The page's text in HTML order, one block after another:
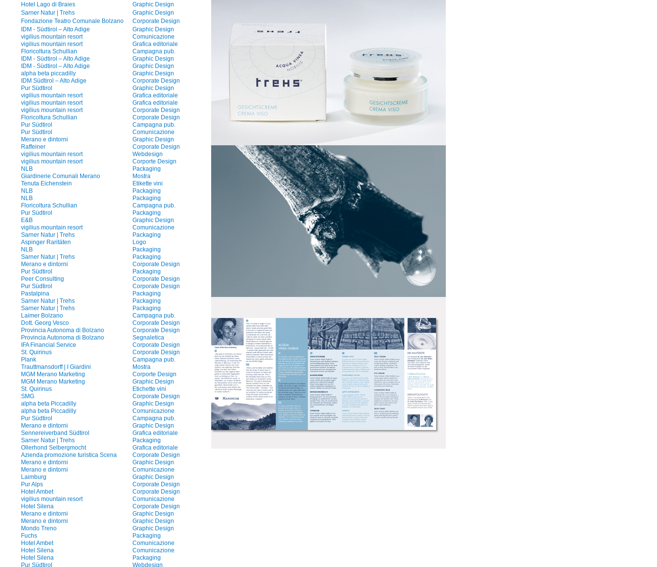
Hotel Lago di Braies
Graphic Design
Sarner Natur | Trehs
Graphic Design
Fondazione Teatro Comunale Bolzano
Corporate Design
IDM - Südtirol – Alto Adige
Graphic Design
vigilius mountain resort
Comunicazione
vigilius mountain resort
Grafica editoriale
Floricoltura Schullian
Campagna pub.
IDM - Südtirol – Alto Adige
Graphic Design
IDM - Südtirol – Alto Adige
Graphic Design
alpha beta piccadilly
Graphic Design
IDM Südtirol – Alto Adige
Corporate Design
Pur Südtirol
Graphic Design
vigilius mountain resort
Grafica editoriale
vigilius mountain resort
Grafica editoriale
vigilius mountain resort
Corporate Design
Floricoltura Schullian
Corporate Design
Pur Südtirol
Campagna pub.
Pur Südtirol
Comunicazione
Merano e dintorni
Graphic Design
Raffeiner
Corporate Design
vigilius mountain resort
Webdesign
vigilius mountain resort
Corporte Design
NLB
Packaging
Giardinerie Comunali Merano
Mostra
Tenuta Eichenstein
Etikette vini
NLB
Packaging
NLB
Packaging
Floricoltura Schullian
Campagna pub.
Pur Südtirol
Packaging
E&B
Graphic Design
vigilius mountain resort
Comunicazione
Sarner Natur | Trehs
Packaging
Aspinger Raritäten
Logo
NLB
Packaging
Sarner Natur | Trehs
Packaging
Merano e dintorni
Corporate Design
Pur Südtirol
Packaging
Peer Consulting
Corporate Design
Pur Südtirol
Corporate Design
Pastalpina
Packaging
Sarner Natur | Trehs
Packaging
Sarner Natur | Trehs
Packaging
Laimer Bolzano
Campagna pub.
Dott. Georg Vesco
Corporate Design
Provincia Autonoma di Bolzano
Corporate Design
Provincia Autonoma di Bolzano
Segnaletica
IFA Financial Service
Corporate Design
St. Quirinus
Corporate Design
Plank
Campagna pub.
Trauttmansdorff | I Giardini
Mostra
MGM Merano Marketing
Corporte Design
MGM Merano Marketing
Graphic Design
St. Quirinus
Etichette vini
SMG
Corporate Design
alpha beta Piccadilly
Graphic Design
alpha beta Piccadilly
Comunicazione
Pur Südtirol
Campagna pub.
Merano e dintorni
Graphic Design
Sennereiverband Südtirol
Grafica editoriale
Sarner Natur | Trehs
Packaging
Ollerhond Selbergmocht
Grafica editoriale
Azienda promozione turistica Scena
Corporate Design
Merano e dintorni
Graphic Design
Merano e dintorni
Comunicazione
Laimburg
Graphic Design
Pur Alps
Corporate Design
Hotel Ambet
Corporate Design
vigilius mountain resort
Comunicazione
Hotel Silena
Corporate Design
Merano e dintorni
Graphic Design
Merano e dintorni
Graphic Design
Mondo Treno
Graphic Design
Fuchs
Packaging
Hotel Ambet
Comunicazione
Hotel Silena
Comunicazione
Hotel Silena
Packaging
Pur Südtirol
Webdesign